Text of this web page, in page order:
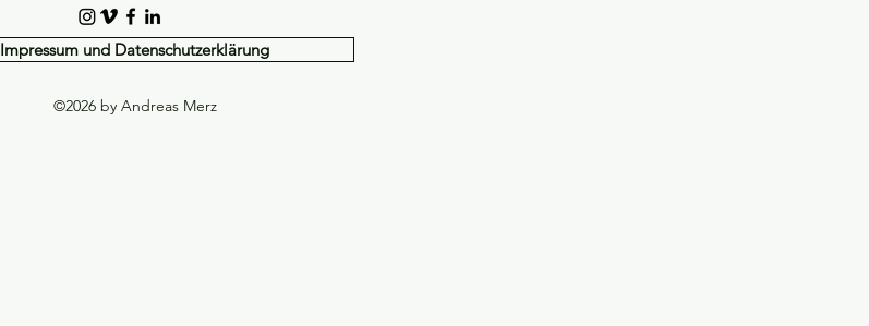
Impressum und Datenschutzerklärung
©2026 by Andreas Merz